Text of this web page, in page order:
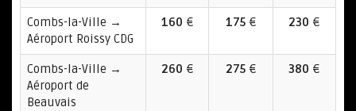
Combs-la-Ville →
Aéroport Roissy CDG
160 € 175€ 230 €
Combs-la-Ville →
Aéroport de
Beauvais
260 € 275€ 380 €